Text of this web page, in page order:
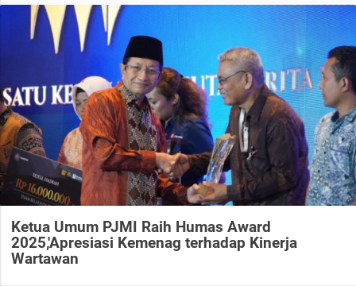
Ketua Umum PJMI Raih Humas Award
2025,'Apresiasi Kemenag terhadap Kinerja
Wartawan